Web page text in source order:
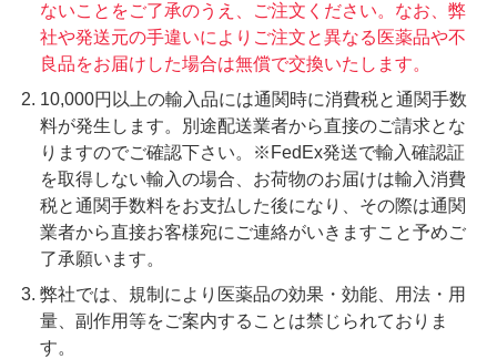
ないことをご了承のうえ、ご注文ください。なお、弊
社や発送元の手違いによりご注文と異なる医薬品や不
良品をお届けした場合は無償で交換いたします。
10,000円以上の輸入品には通関時に消費税と通関手数
料が発生します。別途配送業者から直接のご請求とな
りますのでご確認下さい。※FedEx発送で輸入確認証
を取得しない輸入の場合、お荷物のお届けは輸入消費
税と通関手数料をお支払した後になり、その際は通関
業者から直接お客様宛にご連絡がいきますこと予めご
了承願います。
弊社では、規制により医薬品の効果・効能、用法・用
量、副作用等をご案内することは禁じられておりま
す。